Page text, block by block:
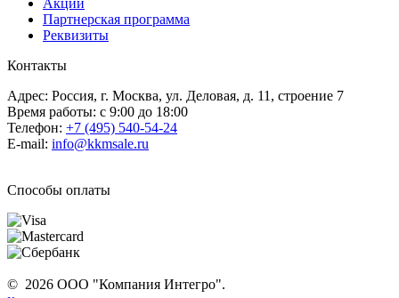
Акции
Партнерская программа
Реквизиты
Контакты
Адрес: Россия, г. Москва, ул. Деловая, д. 11, строение 7
Время работы: с 9:00 до 18:00
Телефон: +7 (495) 540-54-24
E-mail: info@kkmsale.ru
Способы оплаты
© 2026 ООО "Компания Интегро".